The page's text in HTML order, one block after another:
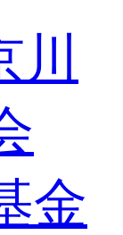
金